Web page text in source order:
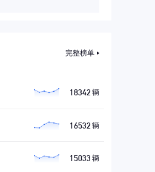
完整榜单
18342 辆
16532 辆
15033 辆